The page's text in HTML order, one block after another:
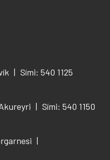
Sími: 540 1125
Sími: 540 1150